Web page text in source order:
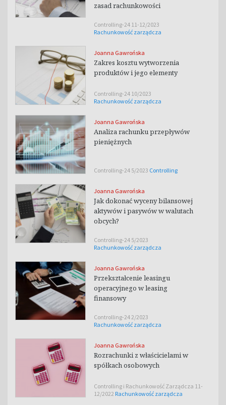
zasad rachunkowości
Controlling-24 11-12/2023
Rachunkowość zarządcza
Joanna Gawrońska
Zakres kosztu wytworzenia
produktów i jego elementy
Controlling-24 10/2023
Rachunkowość zarządcza
Joanna Gawrońska
Analiza rachunku przepływów
pieniężnych
Controlling-24 5/2023 Controlling
Joanna Gawrońska
Jak dokonać wyceny bilansowej
aktywów i pasywów w walutach
obcych?
Controlling-24 5/2023
Rachunkowość zarządcza
Joanna Gawrońska
Przekształcenie leasingu
operacyjnego w leasing
finansowy
Controlling-24 2/2023
Rachunkowość zarządcza
Joanna Gawrońska
Rozrachunki z właścicielami w
spółkach osobowych
Controlling i Rachunkowość Zarządcza 11-
12/2022 Rachunkowość zarządcza